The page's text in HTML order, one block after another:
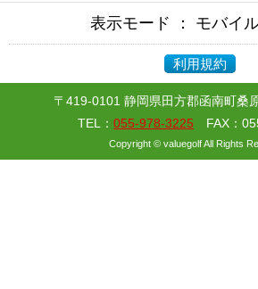
表示モード ： モバイ
利用規約
〒419-0101 静岡県田方郡函南町桑
TEL： 055-978-3225 FAX：
Copyright © valuegolf All Rights